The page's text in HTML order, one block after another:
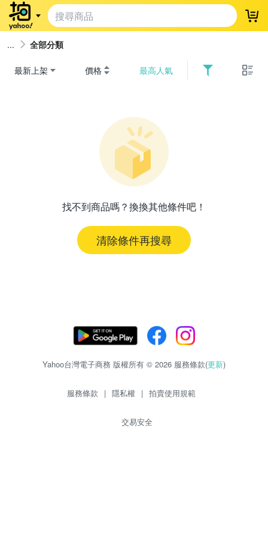
登
全部分類
最新上架 價格 最高人氣
找不到商品嗎？換換其他條件吧！
清除條件再搜尋
Yahoo台灣電子商務 版權所有 © 2026 服務條款(更新)
服務條款 | 隱私權 | 拍賣使用規範
交易安全